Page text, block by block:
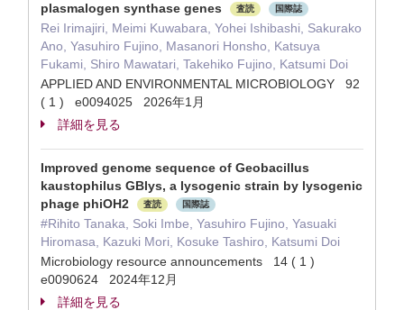
plasmalogen synthase genes
査読 国際誌
Rei Irimajiri, Meimi Kuwabara, Yohei Ishibashi, Sakurako
Ano, Yasuhiro Fujino, Masanori Honsho, Katsuya
Fukami, Shiro Mawatari, Takehiko Fujino, Katsumi Doi
APPLIED AND ENVIRONMENTAL MICROBIOLOGY 92
( 1 ) e0094025 2026年1月
詳細を見る
Improved genome sequence of Geobacillus
kaustophilus GBlys, a lysogenic strain by lysogenic
phage phiOH2
査読 国際誌
#Rihito Tanaka, Soki Imbe, Yasuhiro Fujino, Yasuaki
Hiromasa, Kazuki Mori, Kosuke Tashiro, Katsumi Doi
Microbiology resource announcements 14 ( 1 )
e0090624 2024年12月
詳細を見る